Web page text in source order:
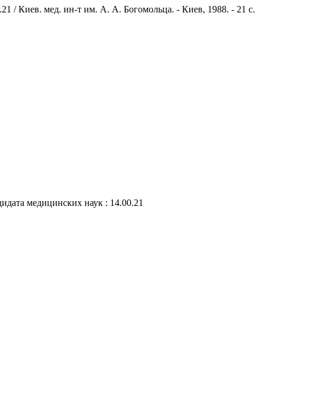
/ Киев. мед. ин-т им. А. А. Богомольца. - Киев, 1988. - 21 с.
медицинских наук : 14.00.21